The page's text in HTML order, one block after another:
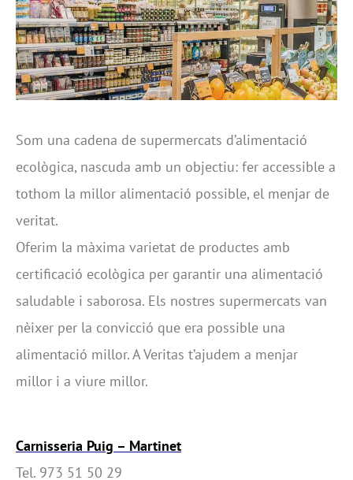
Som una cadena de supermercats d’alimentació
ecològica, nascuda amb un objectiu: fer accessible a
tothom la millor alimentació possible, el menjar de
veritat.
Oferim la màxima varietat de productes amb
certificació ecològica per garantir una alimentació
saludable i saborosa. Els nostres supermercats van
nèixer per la convicció que era possible una
alimentació millor. A Veritas t’ajudem a menjar
millor i a viure millor.
Carnisseria Puig – Martinet
Tel. 973 51 50 29